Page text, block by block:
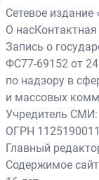
Сетевое
О нас
Запись о
ФС77-69152 от
по надзору в
и массовых
Учредитель
ОГРН
Главный
Содержимое